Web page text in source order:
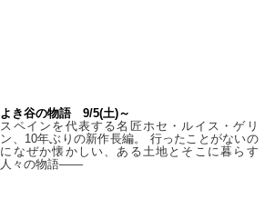
よき谷の物語 9/5(土)～
スペインを代表する名匠ホセ・ルイス・ゲリ
ン、10年ぶりの新作長編。 行ったことがないの
になぜか懐かしい、ある土地とそこに暮らす
人々の物語――